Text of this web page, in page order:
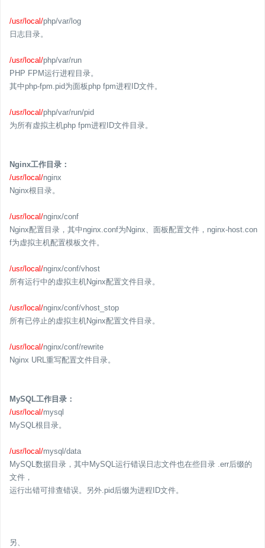
/usr/local/php/var/log
日志目录。
/usr/local/php/var/run
PHP FPM运行进程目录。
其中php-fpm.pid为面板php fpm进程ID文件。
/usr/local/php/var/run/pid
为所有虚拟主机php fpm进程ID文件目录。
Nginx工作目录：
/usr/local/nginx
Nginx根目录。
/usr/local/nginx/conf
Nginx配置目录，其中nginx.conf为Nginx、面板配置文件，nginx-host.con
f为虚拟主机配置模板文件。
/usr/local/nginx/conf/vhost
所有运行中的虚拟主机Nginx配置文件目录。
/usr/local/nginx/conf/vhost_stop
所有已停止的虚拟主机Nginx配置文件目录。
/usr/local/nginx/conf/rewrite
Nginx URL重写配置文件目录。
MySQL工作 目录：
/usr/local/mysql
MySQL根目录。
/usr/local/mysql/data
MySQL数据目录，其中MySQL运行错误日志文件也在些目录 .err后缀的
文件，
运行出错可排查错误。另外.pid后缀为进程ID文件。
另、